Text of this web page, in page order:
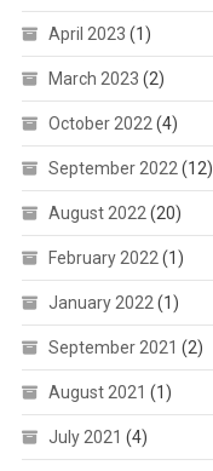
April 2023 (1)
March 2023 (2)
October 2022 (4)
September 2022 (12)
August 2022 (20)
February 2022 (1)
January 2022 (1)
September 2021 (2)
August 2021 (1)
July 2021 (4)